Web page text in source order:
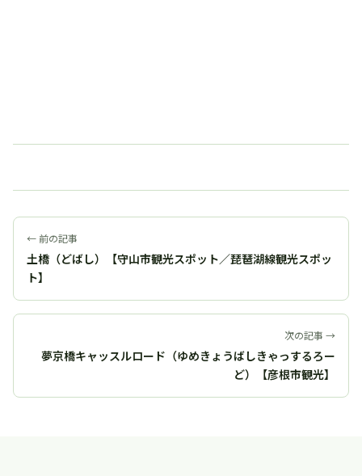
← 前の記事
土橋（どばし）【守山市観光スポット／琵琶湖線観光スポッ
ト】
次の記事 →
夢京橋キャッスルロード（ゆめきょうばしきゃっするろー
ど）【彦根市観光】